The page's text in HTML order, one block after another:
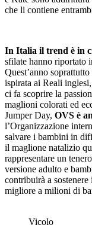
che li contiene
In Italia il trend è in
sfilate hanno riportato
Quest’anno
ispirata ai Reali
ci fa scoprire la
maglioni colorati ed
Jumper Day, OVS è
l’Organizzazione
salvare i bambini in
il maglione natalizio
rappresentare un
versione adulto e
contribuirà a
migliore a milioni di
Vicolo